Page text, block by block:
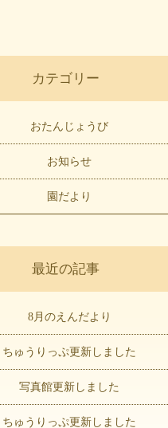
カテゴリー
おたんじょうび
お知らせ
園だより
最近の記事
8月のえんだより
ちゅうりっぷ更新しました
写真館更新しました
ちゅうりっぷ更新しました